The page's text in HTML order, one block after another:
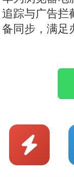
追踪与广告拦
备同步，满足